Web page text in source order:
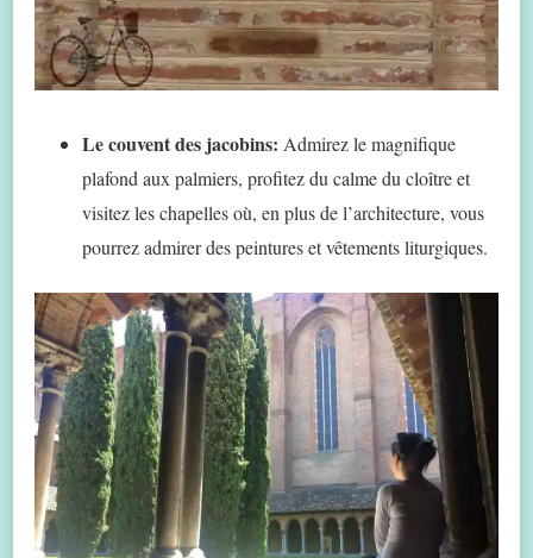
Le couvent des jacobins: Admirez le magnifique
plafond aux palmiers, profitez du calme du cloître et
visitez les chapelles où, en plus de l’architecture, vous
pourrez admirer des peintures et vêtements liturgiques.